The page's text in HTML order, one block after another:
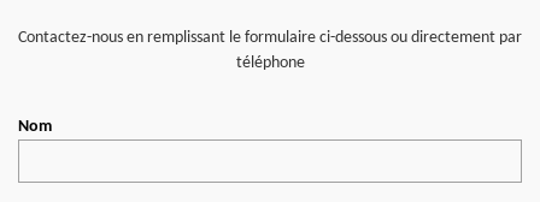
Contactez-nous en remplissant le formulaire ci-dessous ou directement par
téléphone
Nom